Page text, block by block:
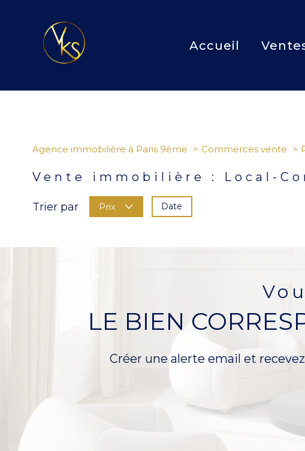
Accueil
Agence immobilière à Paris 9ème Commerces vente
Vente immobilière : Local-
Trier par Prix Date
LE BIEN
Créer une alerte email et